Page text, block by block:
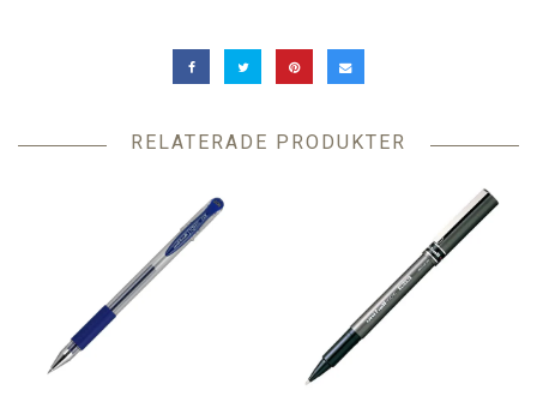
RELATERADE PRODUKTER